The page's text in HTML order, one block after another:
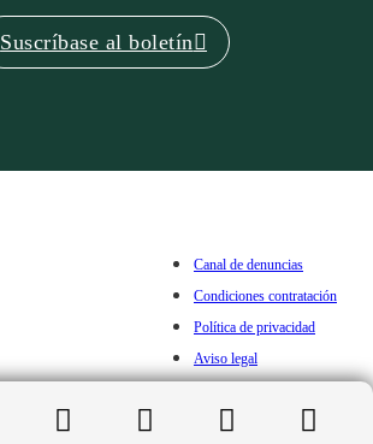
Suscríbase al boletín
Canal de denuncias
Condiciones contratación
Política de privacidad
Aviso legal